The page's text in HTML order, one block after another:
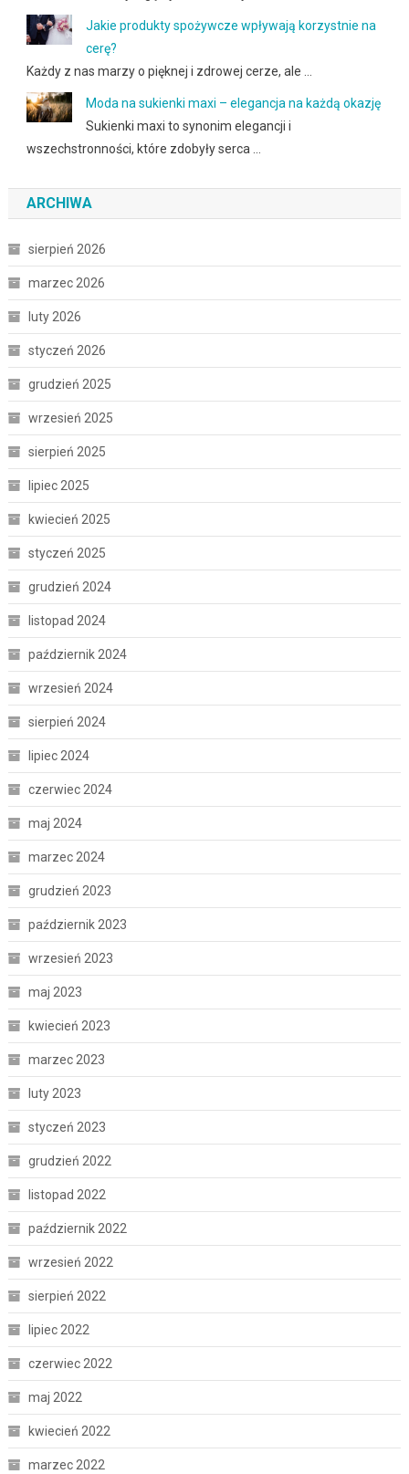
Jakie produkty spożywcze wpływają korzystnie na
cerę?
Każdy z nas marzy o pięknej i zdrowej cerze, ale …
Moda na sukienki maxi – elegancja na każdą okazję
Sukienki maxi to synonim elegancji i
wszechstronności, które zdobyły serca …
ARCHIWA
sierpień 2026
marzec 2026
luty 2026
styczeń 2026
grudzień 2025
wrzesień 2025
sierpień 2025
lipiec 2025
kwiecień 2025
styczeń 2025
grudzień 2024
listopad 2024
październik 2024
wrzesień 2024
sierpień 2024
lipiec 2024
czerwiec 2024
maj 2024
marzec 2024
grudzień 2023
październik 2023
wrzesień 2023
maj 2023
kwiecień 2023
marzec 2023
luty 2023
styczeń 2023
grudzień 2022
listopad 2022
październik 2022
wrzesień 2022
sierpień 2022
lipiec 2022
czerwiec 2022
maj 2022
kwiecień 2022
marzec 2022